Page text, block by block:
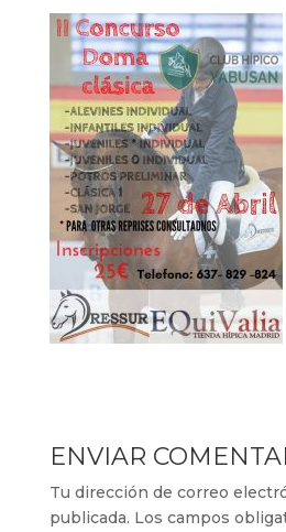
ENVIAR
Tu dirección de correo
publicada. Los campos